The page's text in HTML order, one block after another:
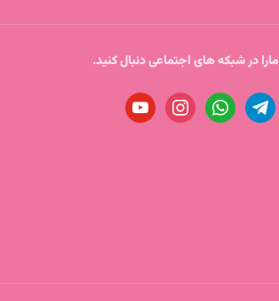
مارا در شبکه های اجتماعی دنبال کنید.